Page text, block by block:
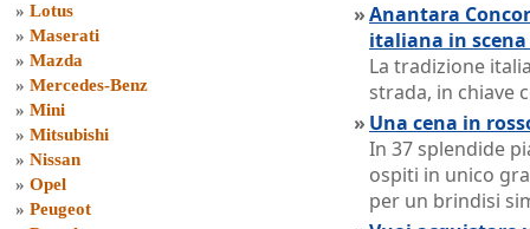
» Lotus
» Maserati
» Mazda
» Mercedes-Benz
» Mini
» Mitsubishi
» Nissan
» Opel
» Peugeot
»Anantara
italiana in
La tradizione
strada, in chiave
» Una cena in
In 37 splendide
ospiti in unico
per un brindisi